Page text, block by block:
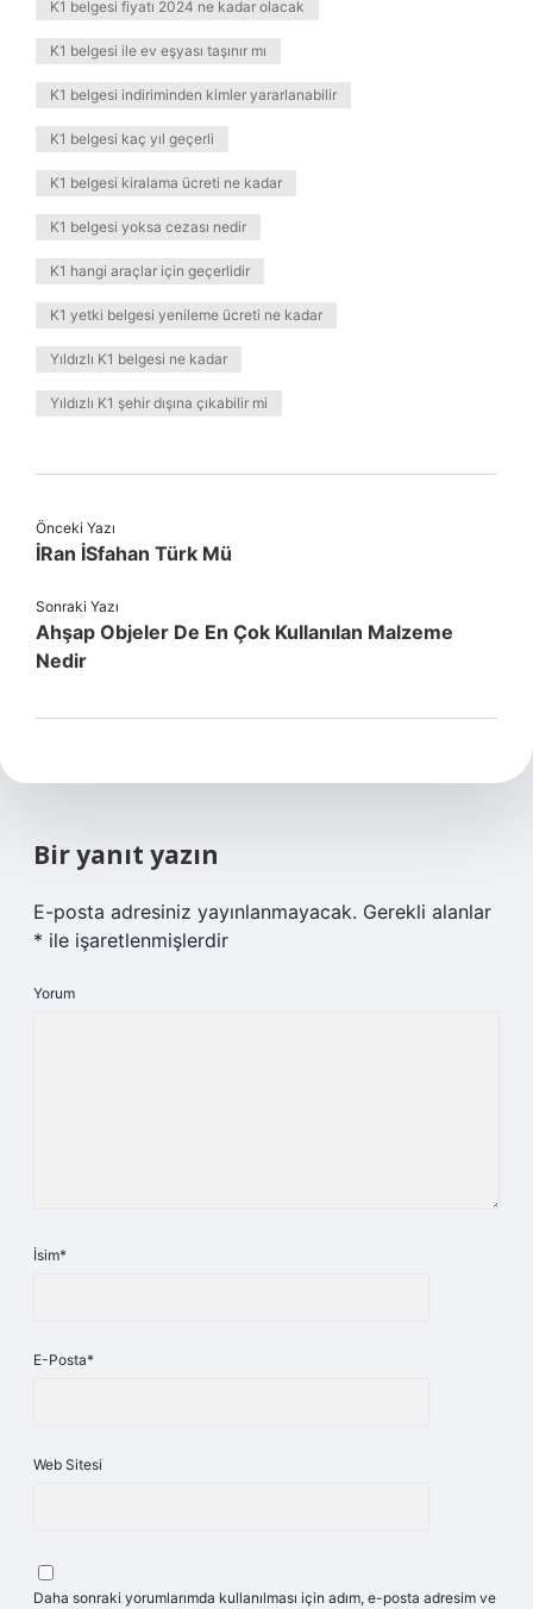
K1 belgesi fiyatı 2024 ne kadar olacak
K1 belgesi ile ev eşyası taşınır mı
K1 belgesi indiriminden kimler yararlanabilir
K1 belgesi kaç yıl geçerli
K1 belgesi kiralama ücreti ne kadar
K1 belgesi yoksa cezası nedir
K1 hangi araçlar için geçerlidir
K1 yetki belgesi yenileme ücreti ne kadar
Yıldızlı K1 belgesi ne kadar
Yıldızlı K1 şehir dışına çıkabilir mi
Önceki Yazı
İRan İSfahan Türk Mü
Sonraki Yazı
Ahşap Objeler De En Çok Kullanılan Malzeme
Nedir
Bir yanıt yazın
E-posta adresiniz yayınlanmayacak. Gerekli alanlar
* ile işaretlenmişlerdir
Yorum
İsim*
E-Posta*
Web Sitesi
Daha sonraki yorumlarımda kullanılması için adım, e-posta adresim ve